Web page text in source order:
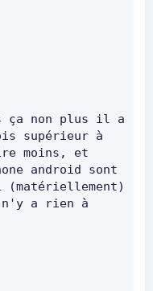
supérieur à
moins, et
android sont
(matériellement)
n'y a rien à